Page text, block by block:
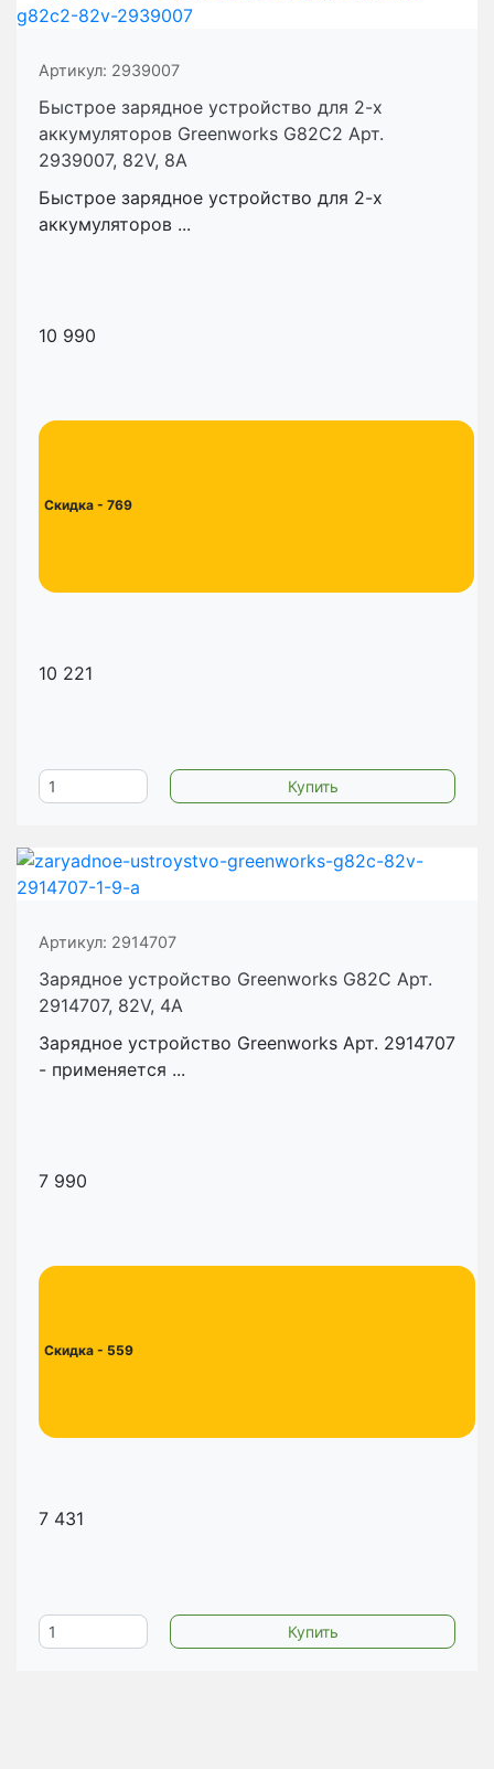
Артикул: 2939007
Быстрое зарядное устройство для 2-х
аккумуляторов Greenworks G82C2 Арт.
2939007, 82V, 8А
Быстрое зарядное устройство для 2-х
аккумуляторов ...
10 990
Скидка - 769
10 221
Артикул: 2914707
Зарядное устройство Greenworks G82C Арт.
2914707, 82V, 4А
Зарядное устройство Greenworks Арт. 2914707
- применяется ...
7 990
Скидка - 559
7 431